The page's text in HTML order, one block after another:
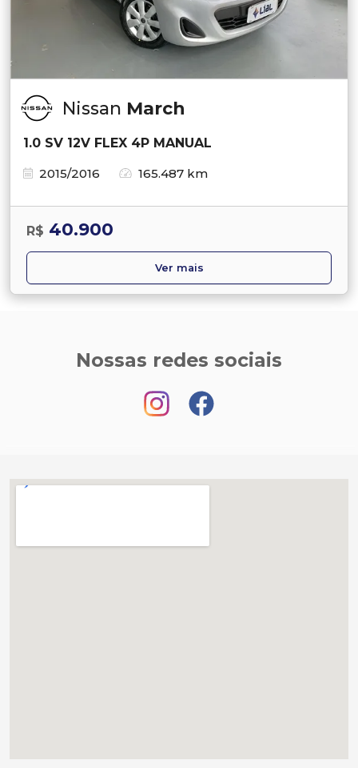
Nissan March
1.0 SV 12V FLEX 4P MANUAL
2015/2016
165.487 km
R$ 40.900
Ver mais
Nossas redes sociais